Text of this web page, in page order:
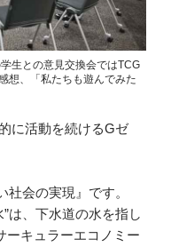
生との意見交換会ではTCG
想、「私たちも遊んでみた
に活動を続けるGゼ
社会の実現』です。
”は、下水道の水を指し
ーキュラーエコノミー